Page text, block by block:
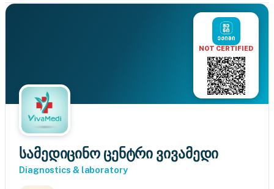
NOT CERTIFIED
სამედიცინო ცენტრი ვივამედი
Diagnostics & laboratory